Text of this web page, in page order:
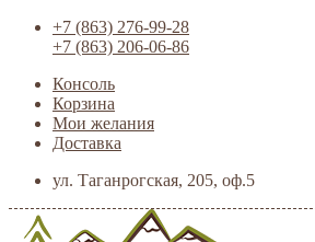
+7 (863) 276-99-28
+7 (863) 206-06-86
Консоль
Корзина
Мои желания
Доставка
ул. Таганрогская, 205, оф.5